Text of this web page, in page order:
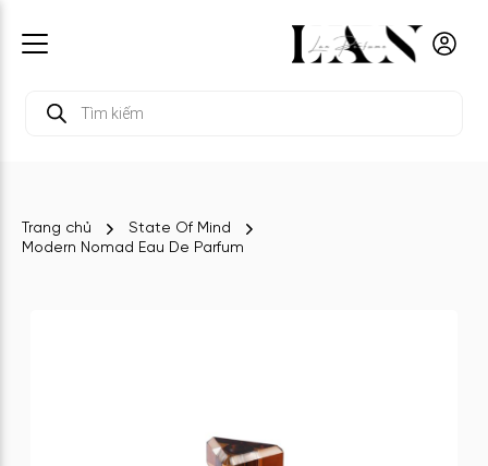
kiếm
Trang chủ
State Of Mind
Modern Nomad Eau De Parfum